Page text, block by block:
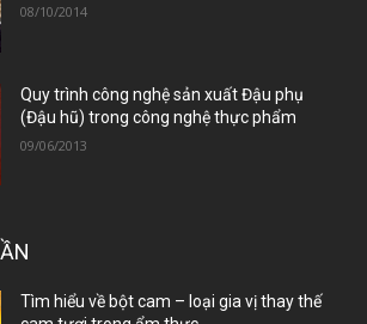
08/10/2014
Quy trình công nghệ sản xuất Đậu phụ
(Đậu hũ) trong công nghệ thực phẩm
09/06/2013
Tìm hiểu về bột cam – loại gia vị thay thế